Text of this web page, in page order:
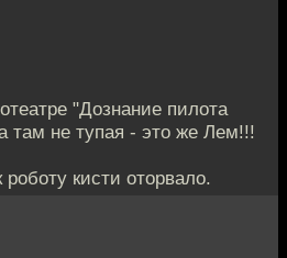
"Дознание пилота
там не тупая - это же Лем!!!
кисти оторвало.